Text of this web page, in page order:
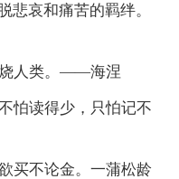
悲哀和痛苦的羁绊。
烧人类。——海涅
怕读得少，只怕记不
买不论金。一蒲松龄